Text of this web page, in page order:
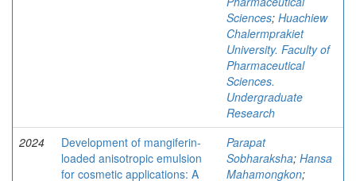
Sciences; Huachiew
Chalermprakiet
University. Faculty of
Pharmaceutical
Sciences.
Undergraduate
Research
2024
Development of mangiferin-
loaded anisotropic emulsion
for cosmetic applications: A
Parapat
Sobharaksha; Hansa
Mahamongkon;